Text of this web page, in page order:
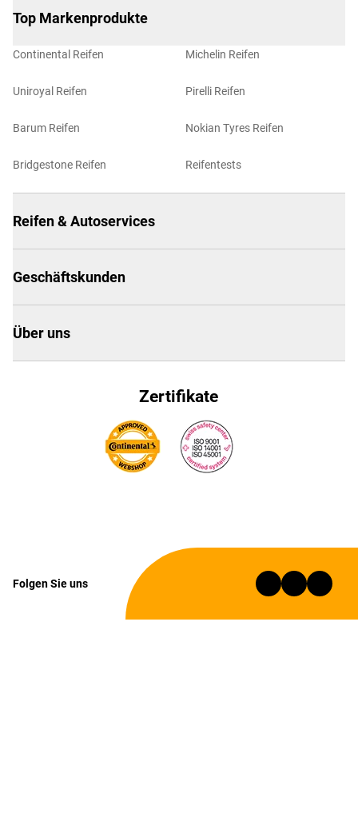
Top Markenprodukte
Continental Reifen
Uniroyal Reifen
Barum Reifen
Bridgestone Reifen
Michelin Reifen
Pirelli Reifen
Nokian Tyres Reifen
Reifentests
Reifen & Autoservices
Geschäftskunden
Über uns
Zertifikate
Folgen Sie uns